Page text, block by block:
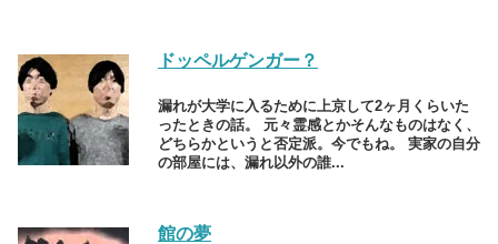
ドッペルゲンガー？
漏れが大学に入るために上京して2ヶ月くらいた
ったときの話。 元々霊感とかそんなものはなく、
どちらかというと否定派。今でもね。 実家の自分
の部屋には、漏れ以外の誰...
館の夢